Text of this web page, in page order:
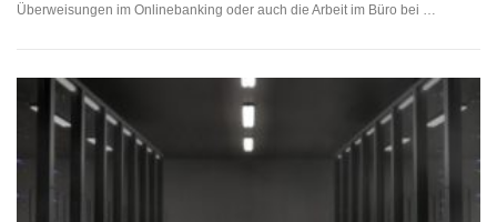
Überweisungen im Onlinebanking oder auch die Arbeit im Büro bei …